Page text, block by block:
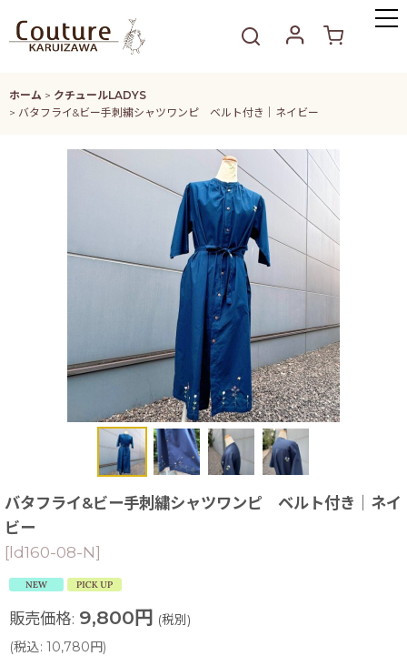
ホーム > クチュールLADYS
> バタフライ&ビー手刺繍シャツワンピ ベルト付き｜ネイビー
バタフライ&ビー手刺繍シャツワンピ ベルト付き｜ネイ
ビー
[ld160-08-N]
販売価格: 9,800円 (税別)
(税込: 10,780円)